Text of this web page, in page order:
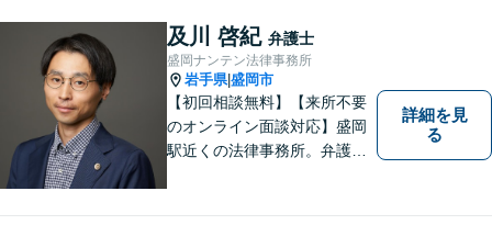
及川 啓紀 弁護士
盛岡ナンテン法律事務所
岩手県|盛岡市
【初回相談無料】【来所不要
のオンライン面談対応】盛岡
駅近くの法律事務所。弁護士
対応が可能です。可能な限り
詳細を見
る